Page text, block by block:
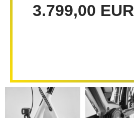
3.799,00 EUR